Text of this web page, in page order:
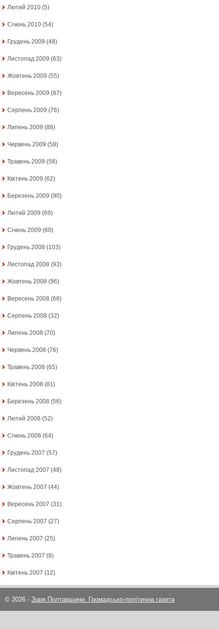
Лютий 2010 (5)
Січень 2010 (54)
Грудень 2009 (48)
Листопад 2009 (63)
Жовтень 2009 (55)
Вересень 2009 (87)
Серпень 2009 (76)
Липень 2009 (88)
Червень 2009 (58)
Травень 2009 (58)
Квітень 2009 (62)
Березень 2009 (90)
Лютий 2009 (69)
Січень 2009 (60)
Грудень 2008 (103)
Листопад 2008 (93)
Жовтень 2008 (96)
Вересень 2008 (68)
Серпень 2008 (32)
Липень 2008 (70)
Червень 2008 (76)
Травень 2008 (65)
Квітень 2008 (81)
Березень 2008 (56)
Лютий 2008 (52)
Січень 2008 (64)
Грудень 2007 (57)
Листопад 2007 (48)
Жовтень 2007 (44)
Вересень 2007 (31)
Серпень 2007 (27)
Липень 2007 (25)
Травень 2007 (8)
Квітень 2007 (12)
© 2026 - Зоря Полтавщини. Громадсько-політична газета